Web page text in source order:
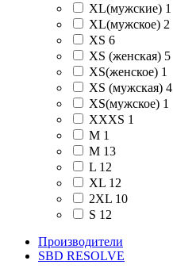
XL(мужские) 1
XL(мужское) 2
XS 6
XS (женская) 5
XS(женское) 1
XS (мужская) 4
XS(мужское) 1
XXXS 1
М 1
M 13
L 12
XL 12
2XL 10
S 12
Производители
SBD RESOLVE